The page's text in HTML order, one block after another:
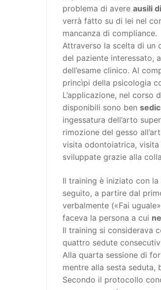
problema di avere ausili
verrà fatto su di lei nel
mancanza di compliance.
Attraverso la scelta di un
del paziente interessato,
dell’esame clinico. Al
princìpi della psicologia
L’applicazione, nel
disponibili sono ben
ingessatura dell’arto
rimozione del gesso
visita odontoiatrica,
sviluppate grazie alla
Il training è iniziato con
seguito, a partire dal
verbalmente («Fai
faceva la persona a cui
Il training si considerava
quattro sedute
Alla quarta sessione di
mentre alla sesta seduta,
Secondo il protocollo